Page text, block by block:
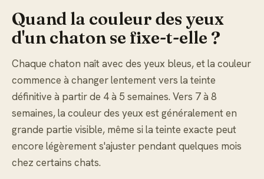
Quand la couleur des yeux
d'un chaton se fixe-t-elle ?
Chaque chaton naît avec des yeux bleus, et la couleur
commence à changer lentement vers la teinte
définitive à partir de 4 à 5 semaines. Vers 7 à 8
semaines, la couleur des yeux est généralement en
grande partie visible, même si la teinte exacte peut
encore légèrement s'ajuster pendant quelques mois
chez certains chats.